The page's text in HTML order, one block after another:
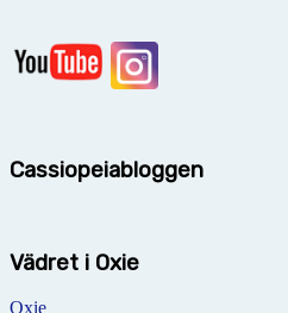
Cassiopeiabloggen
Vädret i Oxie
Oxie